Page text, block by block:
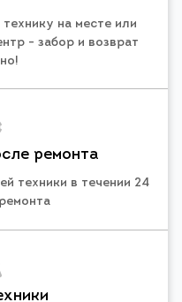
на месте или
- забор и возврат
ремонта
техники в течении 24